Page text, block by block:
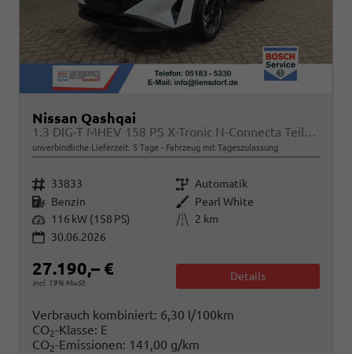
Nissan Qashqai
unverbindliche Lieferzeit: 5 Tage Fahrzeug mit Tageszulassung
Fahrzeugnr. 33833 Getriebe Automatik
Kraftstoff Benzin Außenfarbe Pearl White
Leistung 116 kW (158 PS) Kilometerstand
2 km
30.06.2026
27.190,– €
incl. 19% MwSt.
Details
Verbrauch kombiniert: 6,30 l/100km
CO2-Klasse: E
CO2-Emissionen: 141,00 g/km